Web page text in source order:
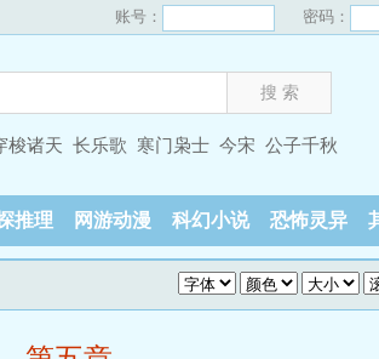
账号： 密码：
梭诸天 长乐歌 寒门枭士 今宋 公子千秋
推理 网游动漫 科幻小说 恐怖灵异